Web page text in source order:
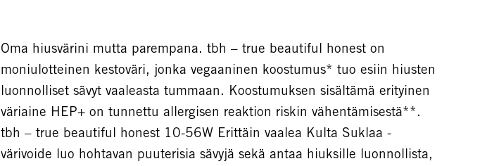
Oma hiusvärini mutta parempana. tbh – true beautiful honest on
moniulotteinen kestoväri, jonka vegaaninen koostumus* tuo esiin hiusten
luonnolliset sävyt vaaleasta tummaan. Koostumuksen sisältämä erityinen
väriaine HEP+ on tunnettu allergisen reaktion riskin vähentämisestä**.
tbh – true beautiful honest 10-56W Erittäin vaalea Kulta Suklaa -
värivoide luo hohtavan puuterisia sävyjä sekä antaa hiuksille luonnollista,